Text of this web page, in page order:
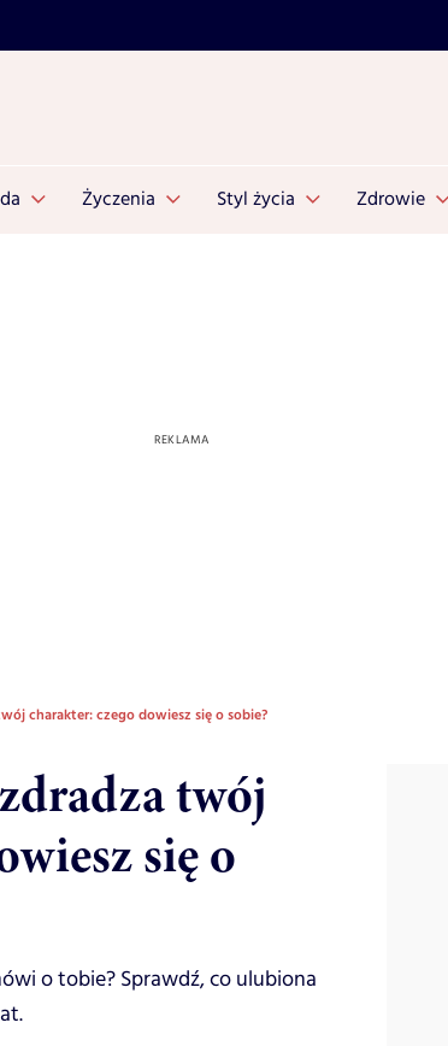
Życzenia Styl życia Zdrowie
charakter: czego dowiesz się o sobie?
twój
się o
o tobie? Sprawdź, co ulubiona